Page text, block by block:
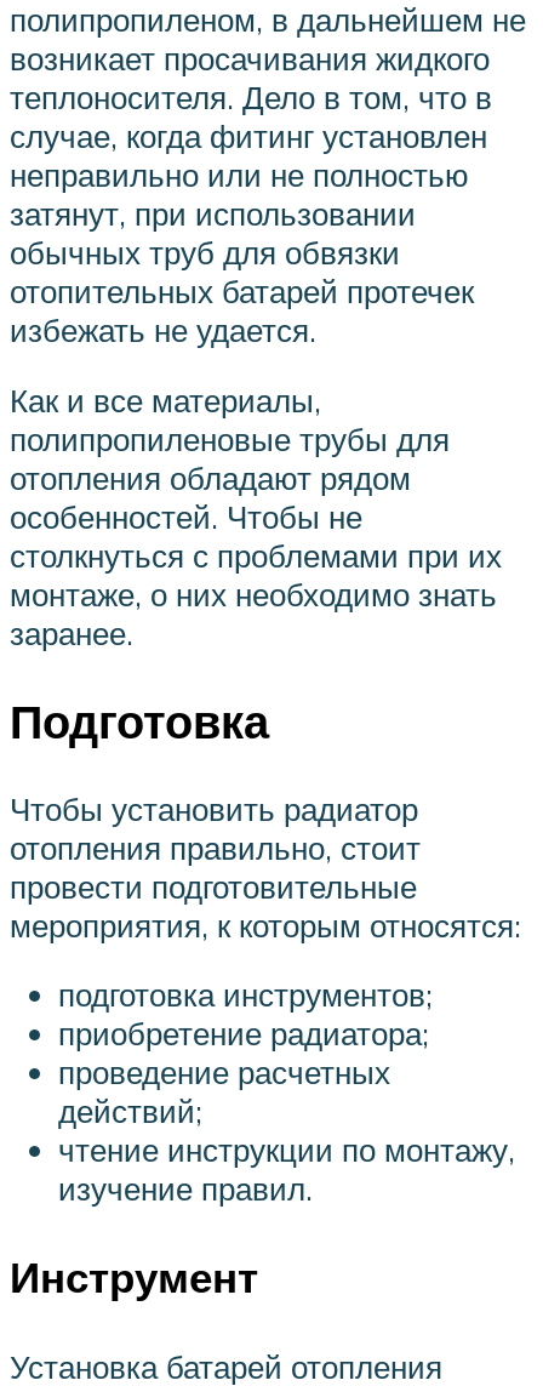
полипропиленом, в дальнейшем не
возникает просачивания жидкого
теплоносителя. Дело в том, что в
случае, когда фитинг установлен
неправильно или не полностью
затянут, при использовании
обычных труб для обвязки
отопительных батарей протечек
избежать не удается.
Как и все материалы,
полипропиленовые трубы для
отопления обладают рядом
особенностей. Чтобы не
столкнуться с проблемами при их
монтаже, о них необходимо знать
заранее.
Подготовка
Чтобы установить радиатор
отопления правильно, стоит
провести подготовительные
мероприятия, к которым относятся:
подготовка инструментов;
приобретение радиатора;
проведение расчетных
действий;
чтение инструкции по монтажу,
изучение правил.
Инструмент
Установка батарей отопления